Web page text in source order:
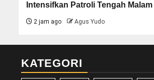
Intensifkan Patroli Tengah Malam
2 jam ago Agus Yudo
KATEGORI